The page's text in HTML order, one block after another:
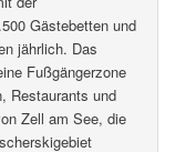
Gästebetten und
jährlich. Das
Fußgängerzone
Restaurants und
Zell am See, die